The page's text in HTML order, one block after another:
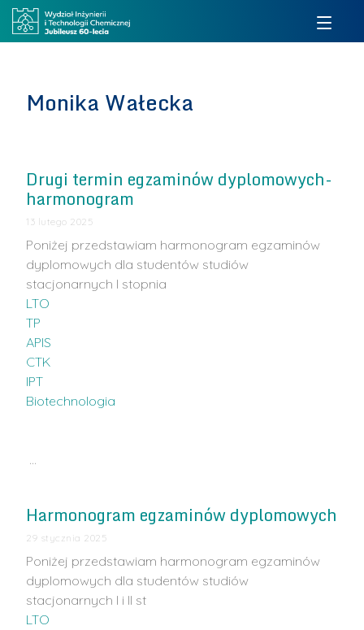
Monika Wałecka
Drugi termin egzaminów dyplomowych-
harmonogram
13 lutego 2025
Poniżej przedstawiam harmonogram egzaminów
dyplomowych dla studentów studiów
stacjonarnych I stopnia
LTO
TP
APIS
CTK
IPT
Biotechnologia
…
Harmonogram egzaminów dyplomowych
29 stycznia 2025
Poniżej przedstawiam harmonogram egzaminów
dyplomowych dla studentów studiów
stacjonarnych I i II st
LTO